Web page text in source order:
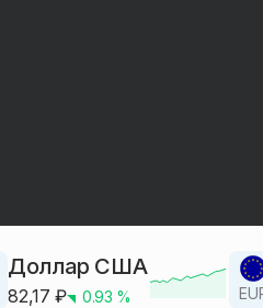
Доллар США
82,17 ₽ 0.93 %